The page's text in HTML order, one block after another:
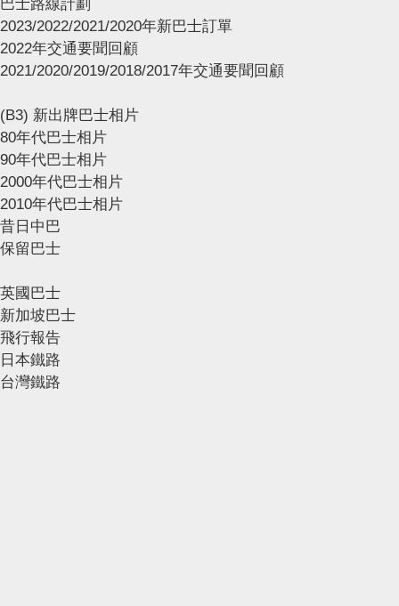
巴士路線計劃
2023/2022/2021/2020年新巴士訂單
2022年交通要聞回顧
2021/2020/2019/2018/2017年交通要聞回顧
(B3) 新出牌巴士相片
80年代巴士相片
90年代巴士相片
2000年代巴士相片
2010年代巴士相片
昔日中巴
保留巴士
英國巴士
新加坡巴士
飛行報告
日本鐵路
台灣鐵路